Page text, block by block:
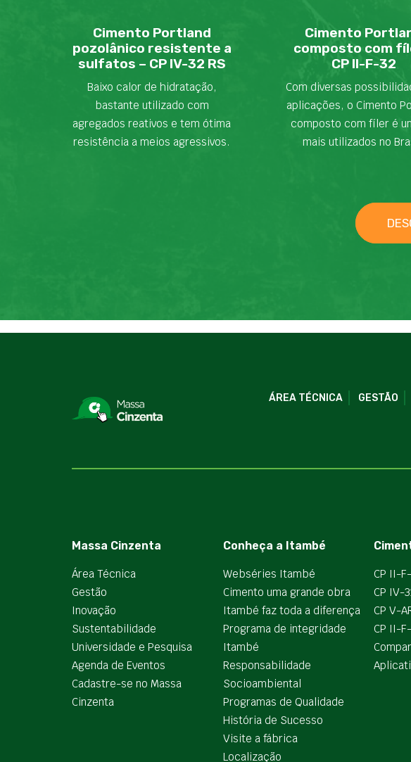
Cimento Portland
pozolânico resistente a
sulfatos – CP IV-32 RS
Baixo calor de hidratação,
bastante utilizado com
agregados reativos e tem ótima
resistência a meios agressivos.
Cimento
composto com
CP II-F-32
Com diversas
aplicações, o Cimento
composto com fíler é
mais utilizados no
ÁREA TÉCNICA GESTÃO
Massa Cinzenta
Área Técnica
Gestão
Inovação
Sustentabilidade
Universidade e Pesquisa
Agenda de Eventos
Cadastre-se no Massa
Cinzenta
Conheça a Itambé
Webséries Itambé
Cimento uma grande obra
Itambé faz toda a diferença
Programa de integridade
Itambé
Responsabilidade
Socioambiental
Programas de Qualidade
História de Sucesso
Visite a fábrica
Localização
CP II-
CP IV-
CP V-
CP II-